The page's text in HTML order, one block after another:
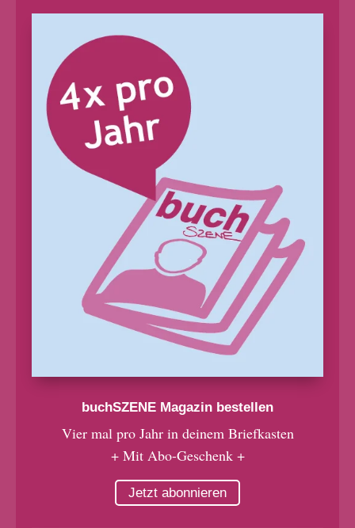
buchSZENE Magazin bestellen
Vier mal pro Jahr in deinem Briefkasten
+ Mit Abo-Geschenk +
Jetzt abonnieren